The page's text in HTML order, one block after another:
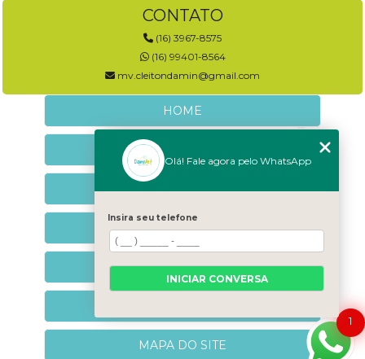
CONTATO
(16) 3967-8575
(16) 99401-8564
mv.cleitondamin@gmail.com
HOME
EMPRESA
NEUROLOGIA VETERINÁRIA
NEUROCOMPORTAMENTAL
CONTATO
MAPA DO SITE
1
Olá! Fale agora pelo WhatsApp
Insira seu telefone
INICIAR CONVERSA